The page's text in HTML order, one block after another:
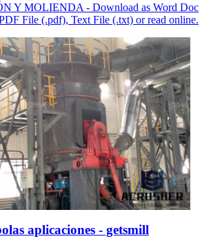
Y MOLIENDA - Download as Word Doc
File (.pdf), Text File (.txt) or read online.
aplicaciones - getsmill